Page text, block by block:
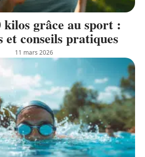
kilos grâce au sport :
et conseils pratiques
11 mars 2026